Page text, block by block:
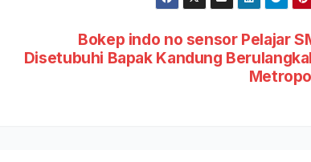
Bokep indo no sensor Pelajar
Disetubuhi Bapak Kandung